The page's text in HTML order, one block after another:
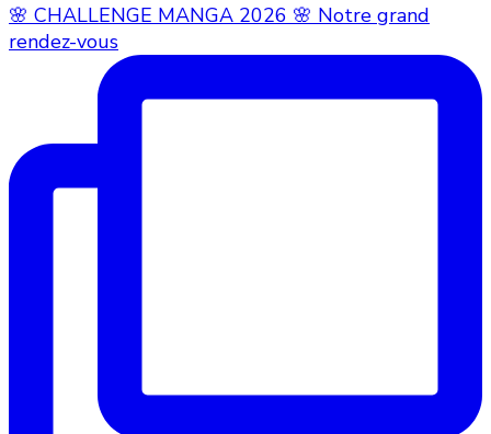
🌸 CHALLENGE MANGA 2026 🌸 Notre grand
rendez-vous